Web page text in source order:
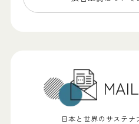
日本と世界のサステナ